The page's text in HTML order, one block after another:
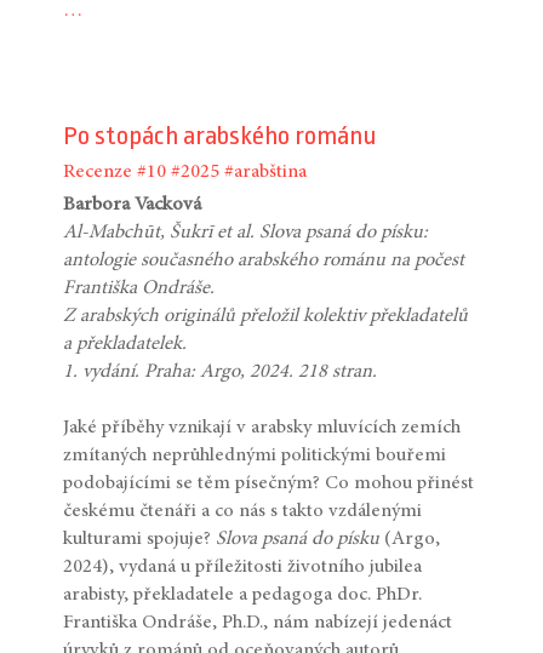
…
Po stopách arabského románu
Recenze #10 #2025 #arabština
Barbora Vacková
Al-Mabchūt, Šukrī et al. Slova psaná do písku:
antologie současného arabského románu na počest
Františka Ondráše.
Z arabských originálů přeložil kolektiv překladatelů
a překladatelek.
1. vydání. Praha: Argo, 2024. 218 stran.
Jaké příběhy vznikají v arabsky mluvících zemích
zmítaných neprůhlednými politickými bouřemi
podobajícími se těm písečným? Co mohou přinést
českému čtenáři a co nás s takto vzdálenými
kulturami spojuje? Slova psaná do písku (Argo,
2024), vydaná u příležitosti životního jubilea
arabisty, překladatele a pedagoga doc. PhDr.
Františka Ondráše, Ph.D., nám nabízejí jedenáct